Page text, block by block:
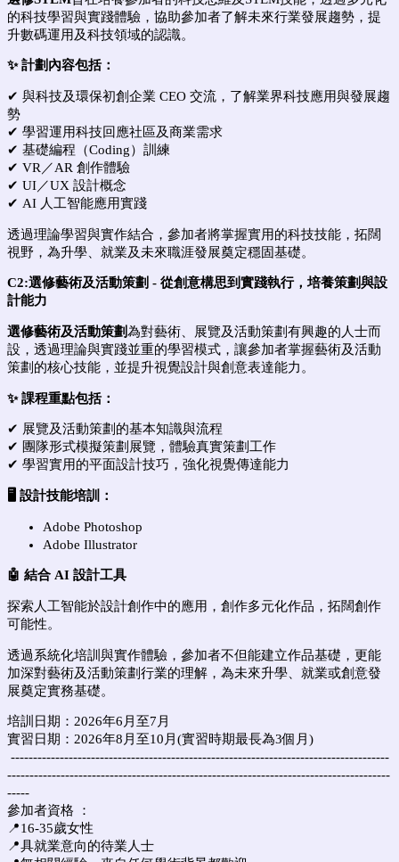
的科技學習與實踐體驗，協助參加者了解未來行業發展趨勢，提
升數碼運用及科技領域的認識。
✨ 計劃內容包括：
✔ 與科技及環保初創企業 CEO 交流，了解業界科技應用與發展趨
勢
✔ 學習運用科技回應社區及商業需求
✔ 基礎編程（Coding）訓練
✔ VR／AR 創作體驗
✔ UI／UX 設計概念
✔ AI 人工智能應用實踐
透過理論學習與實作結合，參加者將掌握實用的科技技能，拓闊
視野，為升學、就業及未來職涯發展奠定穩固基礎。
C2:選修藝術及活動策劃 - 從創意構思到實踐執行，培養策劃與設
計能力
選修藝術及活動策劃為對藝術、展覽及活動策劃有興趣的人士而
設，透過理論與實踐並重的學習模式，讓參加者掌握藝術及活動
策劃的核心技能，並提升視覺設計與創意表達能力。
✨ 課程重點包括：
✔ 展覽及活動策劃的基本知識與流程
✔ 團隊形式模擬策劃展覽，體驗真實策劃工作
✔ 學習實用的平面設計技巧，強化視覺傳達能力
🖥️ 設計技能培訓：
Adobe Photoshop
Adobe Illustrator
🤖 結合 AI 設計工具
探索人工智能於設計創作中的應用，創作多元化作品，拓闊創作
可能性。
透過系統化培訓與實作體驗，參加者不但能建立作品基礎，更能
加深對藝術及活動策劃行業的理解，為未來升學、就業或創意發
展奠定實務基礎。
培訓日期：2026年6月至7月
實習日期：2026年8月至10月(實習時期最長為3個月)
-------------------------------------------------------------------------------------
--------------------------------------------------------------------------------------
-----
參加者資格 ：
📍16-35歲女性
📍具就業意向的待業人士